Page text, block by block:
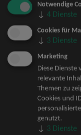
Bryan Adams Tickets
Andreas Gabalier
Die Fantastischen Vier
Herbert Grönemeyer
Deep Purple Tickets
Howard Carpendale
Jan Delay & Disko
Pur Tickets
Bob Dylan Tickets
Mark Forster Tickets
The Prodigy Tickets
Notwendige
↓ 4 Dienste
Cookies für
↓ 3 Dienste
Marketing
Diese Dienste
relevante
Themen zu
Cookies und
genutzt.
↓ 3 Dienste